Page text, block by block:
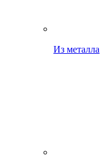
Из металла